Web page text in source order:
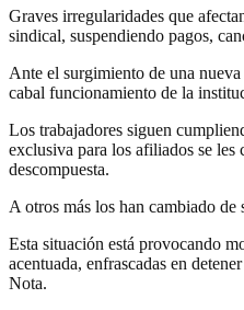
Graves irregularidades que
sindical, suspendiendo pagos,
Ante el surgimiento de una
cabal funcionamiento de la
Los trabajadores siguen
exclusiva para los afiliados se les
descompuesta.
A otros más los han cambiado de
Esta situación está provocando
acentuada, enfrascadas en
Nota.